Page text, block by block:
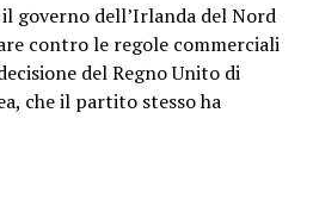
governo dell’Irlanda del Nord
contro le regole commerciali
del Regno Unito di
che il partito stesso ha